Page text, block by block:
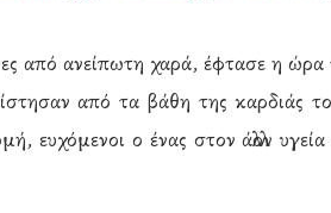
από ανείπωτη χαρά, έφτασε η
από τα βάθη της καρδιάς
ευχόμενοι ο ένας στον άλλον